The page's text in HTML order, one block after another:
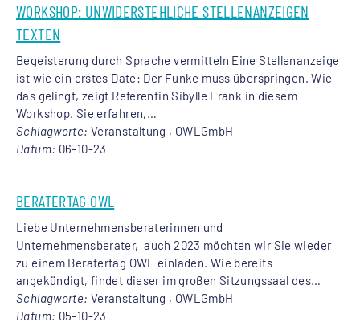
WORKSHOP: UNWIDERSTEHLICHE STELLENANZEIGEN
TEXTEN
Begeisterung durch Sprache vermitteln Eine Stellenanzeige
ist wie ein erstes Date: Der Funke muss überspringen. Wie
das gelingt, zeigt Referentin Sibylle Frank in diesem
Workshop. Sie erfahren,…
Schlagworte: Veranstaltung , OWLGmbH
Datum: 06-10-23
BERATERTAG OWL
Liebe Unternehmensberaterinnen und
Unternehmensberater, auch 2023 möchten wir Sie wieder
zu einem Beratertag OWL einladen. Wie bereits
angekündigt, findet dieser im großen Sitzungssaal des…
Schlagworte: Veranstaltung , OWLGmbH
Datum: 05-10-23